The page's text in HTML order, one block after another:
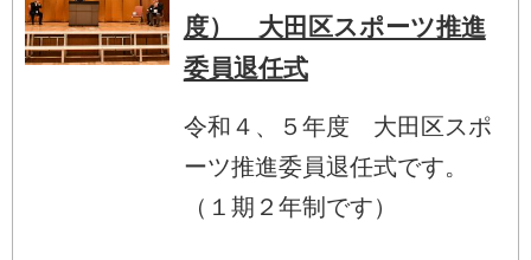
度） 大田区スポーツ推進
委員退任式
令和４、５年度 大田区スポ
ーツ推進委員退任式です。
（１期２年制です）